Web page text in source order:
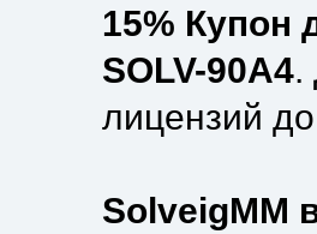
15% Купон
SOLV-90A4.
лицензий
SolveigMM